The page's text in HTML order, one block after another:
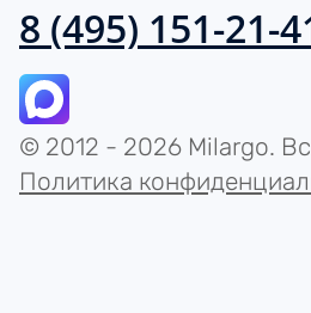
8 (495) 151-21-
© 2012 - 2026 Milargo.
Политика